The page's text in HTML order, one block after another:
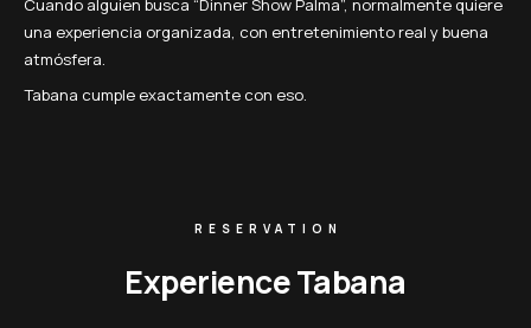
Cuando alguien busca “Dinner Show Palma”, normalmente quiere
una experiencia organizada, con entretenimiento real y buena
atmósfera.
Tabana cumple exactamente con eso.
RESERVATION
Experience Tabana